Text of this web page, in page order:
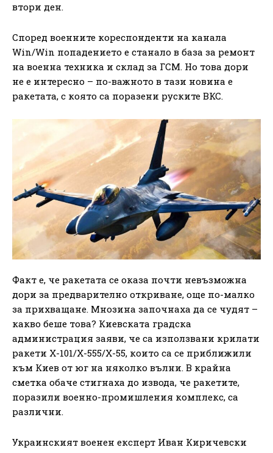
втори ден.
Според военните кореспонденти на канала
Win/Win попадението е станало в база за ремонт
на военна техника и склад за ГСМ. Но това дори
не е интересно – по-важното в тази новина е
ракетата, с която са поразени руските ВКС.
Факт е, че ракетата се оказа почти невъзможна
дори за предварително откриване, още по-малко
за прихващане. Мнозина започнаха да се чудят –
какво беше това? Киевската градска
администрация заяви, че са използвани крилати
ракети Х-101/Х-555/Х-55, които са се приближили
към Киев от юг на няколко вълни. В крайна
сметка обаче стигнаха до извода, че ракетите,
поразили военно-промишления комплекс, са
различни.
Украинският военен експерт Иван Киричевски